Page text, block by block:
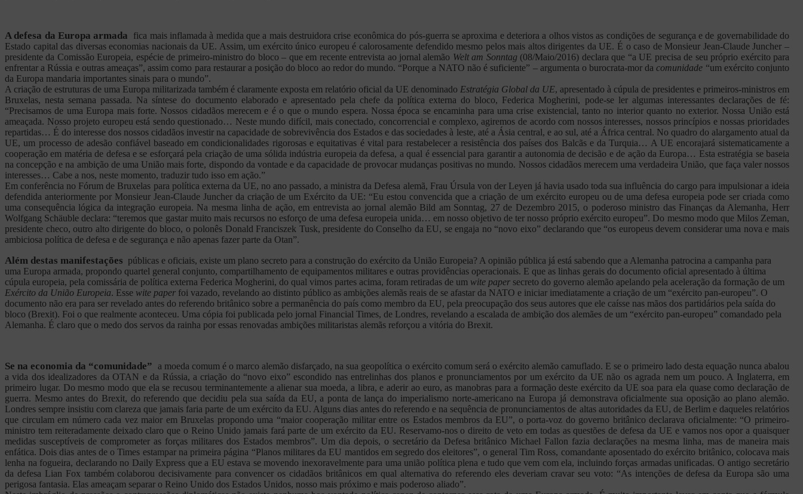
A defesa da Europa armada
fica mais inflamada à medida que a mais destruidora crise econômica do pós-guerra se aproxima e deteriora a olhos vistos as condições de segurança e de governabilidade do
Estado capital das diversas economias nacionais da UE. Assim, um exército único europeu é calorosamente defendido mesmo pelos mais altos dirigentes da UE. É o caso de Monsieur Jean-Claude Juncher –
presidente da Comissão Europeia, espécie de primeiro-ministro do bloco – que em recente entrevista ao jornal alemão Welt am Sonntag (08/Maio/2016) declara que “a UE precisa de seu próprio exército para
enfrentar a Rússia e outras ameaças”, assim como para restaurar a posição do bloco ao redor do mundo. “Porque a NATO não é suficiente” – argumenta o burocrata-mor dacomunidade “um exército conjunto
da Europa mandaria importantes sinais para o mundo”.
A criação de estruturas de uma Europa militarizada também é claramente exposta em relatório oficial da UE denominado Estratégia Global da UE, apresentado à cúpula de presidentes e primeiros-ministros em
Bruxelas, nesta semana passada. Na síntese do documento elaborado e apresentado pela chefe da política externa do bloco, Federica Mogherini, pode-se ler algumas interessantes declarações de fé:
“Precisamos de uma Europa mais forte. Nossos cidadãos merecem e é o que o mundo espera. Nossa época se encaminha para uma crise existencial, tanto no interior quanto no exterior. Nossa União está
ameaçada. Nosso projeto europeu está sendo questionado… Neste mundo difícil, mais conectado, concorrencial e complexo, agiremos de acordo com nossos interesses, nossos princípios e nossas prioridades
repartidas… É do interesse dos nossos cidadãos investir na capacidade de sobrevivência dos Estados e das sociedades à leste, até a Ásia central, e ao sul, até a África central. No quadro do alargamento atual da
UE, um processo de adesão confiável baseado em condicionalidades rigorosas e equitativas é vital para restabelecer a resistência dos países dos Balcãs e da Turquia… A UE encorajará sistematicamente a
cooperação em matéria de defesa e se esforçará pela criação de uma sólida indústria europeia da defesa, a qual é essencial para garantir a autonomia de decisão e de ação da Europa… Esta estratégia se baseia
na concepção e na ambição de uma União mais forte, dispondo da vontade e da capacidade de provocar mudanças positivas no mundo. Nossos cidadãos merecem uma verdadeira União, que faça valer nossos
interesses… Cabe a nos, neste momento, traduzir tudo isso em ação.”
Em conferência no Fórum de Bruxelas para política externa da UE, no ano passado, a ministra da Defesa alemã, Frau Úrsula von der Leyen já havia usado toda sua influência do cargo para impulsionar a ideia
defendida anteriormente por Monsieur Jean-Claude Juncher da criação de um Exército da UE: “Eu estou convencida que a criação de um exército europeu ou de uma defesa europeia pode ser criada como
uma consequência lógica da integração europeia. Na mesma linha de ação, em entrevista ao jornal alemão Bild am Sonntag, 27 de Dezembro 2015, o poderoso ministro das Finanças da Alemanha, Herr
Wolfgang Schäuble declara: “teremos que gastar muito mais recursos no esforço de uma defesa europeia unida… em nosso objetivo de ter nosso próprio exército europeu”. Do mesmo modo que Milos Zeman,
presidente checo, outro alto dirigente do bloco, o polonês Donald Franciszek Tusk, presidente do Conselho da EU, se engaja no “novo eixo” declarando que “os europeus devem considerar uma nova e mais
ambiciosa política de defesa e de segurança e não apenas fazer parte da Otan”.
Além destas manifestações públicas e oficiais, existe um plano secreto para a construção do exército da União Europeia? A opinião pública já está sabendo que a Alemanha patrocina a campanha para
uma Europa armada, propondo quartel general conjunto, compartilhamento de equipamentos militares e outras providências operacionais. E que as linhas gerais do documento oficial apresentado à última
cúpula europeia, pela comissária de política externa Federica Mogherini, do qual vimos partes acima, foram retiradas de um wite paper secreto do governo alemão apelando pela aceleração da formação de um
Exército da União Europeia. Esse wite paper foi vazado, revelando ao distinto público as ambições alemãs reais de se afastar da NATO e iniciar imediatamente a criação de um “exército pan-europeu”. O
documento não era para ser revelado antes do referendo britânico sobre a permanência do país como membro da EU, pela preocupação dos seus autores que ele caísse nas mãos dos partidários pela saída do
bloco (Brexit). Foi o que realmente aconteceu. Uma cópia foi publicada pelo jornal Financial Times, de Londres, revelando a escalada de ambição dos alemães de um “exército pan-europeu” comandado pela
Alemanha. É claro que o medo dos servos da rainha por essas renovadas ambições militaristas alemãs reforçou a vitória do Brexit.
Se na economia da “comunidade” a moeda comum é o marco alemão disfarçado, na sua geopolítica o exército comum será o exército alemão camuflado. E se o primeiro lado desta equação nunca abalou
a vida dos idealizadores da OTAN e da Rússia, a criação do “novo eixo” escondido nas entrelinhas dos planos e pronunciamentos por um exército da UE não os agrada nem um pouco. A Inglaterra, em
primeiro lugar. Do mesmo modo que ela se recusou terminantemente a alienar sua moeda, a libra, e aderir ao euro, as manobras para a formação deste exército da UE soa para ela quase como declaração de
guerra. Mesmo antes do Brexit, do referendo que decidiu pela sua saída da EU, a ponta de lança do imperialismo norte-americano na Europa já demonstrava oficialmente sua oposição ao plano alemão.
Londres sempre insistiu com clareza que jamais faria parte de um exército da EU. Alguns dias antes do referendo e na sequência de pronunciamentos de altas autoridades da EU, de Berlim e daqueles relatórios
que circulam em número cada vez maior em Bruxelas propondo uma “maior cooperação militar entre os Estados membros da EU”, o porta-voz do governo britânico declarava oficialmente: “O primeiro-
ministro tem reiteradamente deixado claro que o Reino Unido jamais fará parte de um exército da EU. Reservamo-nos o direito de veto em todas as questões de defesa da UE e vamos nos opor a quaisquer
medidas susceptíveis de comprometer as forças militares dos Estados membros”. Um dia depois, o secretário da Defesa britânico Michael Fallon fazia declarações na mesma linha, mas de maneira mais
enfática. Dois dias antes de o Times estampar na primeira página “Planos militares da EU mantidos em segredo dos eleitores”, o general Tim Ross, comandante aposentado do exército britânico, colocava mais
lenha na fogueira, declarando no Daily Express que a EU estava se movendo inexoravelmente para uma união política plena e tudo que vem com ela, incluindo forças armadas unificadas. O antigo secretário
da defesa Lian Fox também colaborou decisivamente para convencer os cidadãos britânicos em qual alternativa do referendo eles deveriam cravar seu voto: “As intenções de defesa da Europa são uma
perigosa fantasia. Elas ameaçam separar o Reino Unido dos Estados Unidos, nosso mais próximo e mais poderoso aliado”.